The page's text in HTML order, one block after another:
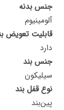
جنس بدنه
آلومینیوم
قابلیت تعویض
دارد
جنس بند
سیلیکون
نوع قفل بند
پین‌بند